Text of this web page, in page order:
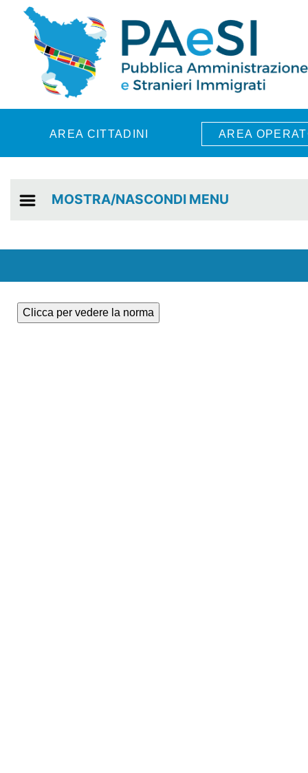
Skip to main content
AREA CITTADINI AREA
MOSTRA/NASCONDI MENU
Clicca per vedere la norma